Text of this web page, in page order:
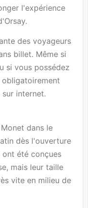
l'expérience
des voyageurs
billet. Même si
si vous possédez
internet.
dans le
dès l'ouverture
ont été conçues
mais leur taille
vite en milieu de